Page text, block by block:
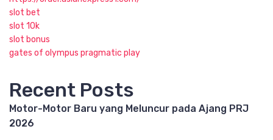
slot bet
slot 10k
slot bonus
gates of olympus pragmatic play
Recent Posts
Motor-Motor Baru yang Meluncur pada Ajang PRJ
2026